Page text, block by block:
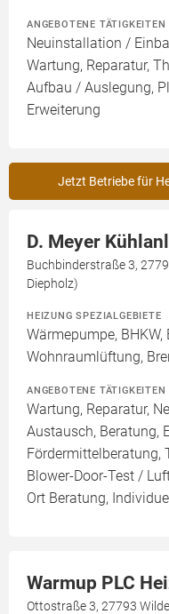
ANGEBOTENE TÄTIGKEITEN
Neuinstallation /
Wartung, Reparatur,
Aufbau / Auslegung,
Erweiterung
Jetzt Betriebe für
D. Meyer
Buchbinderstraße 3,
Diepholz)
HEIZUNG SPEZIALGEBIETE
Wärmepumpe,
Wohnraumlüftung,
ANGEBOTENE TÄTIGKEITEN
Wartung, Reparatur,
Austausch, Beratung,
Fördermittelberatung,
Blower-Door-Test /
Ort Beratung,
Warmup PLC
Ottostraße 3, 27793